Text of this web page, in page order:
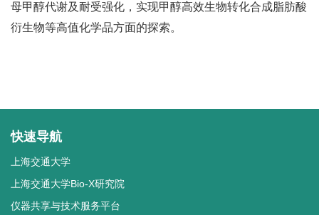
母甲醇代谢及耐受强化，实现甲醇高效生物转化合成脂肪酸
衍生物等高值化学品方面的探索。
快速导航
上海交通大学
上海交通大学Bio-X研究院
仪器共享与技术服务平台